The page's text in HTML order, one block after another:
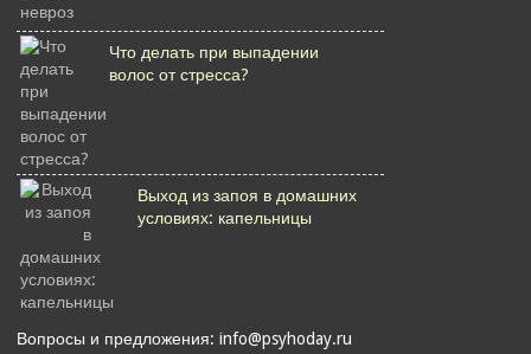
Что делать при выпадении
волос от стресса?
Выход из запоя в домашних
условиях: капельницы
Вопросы и предложения: info@psyhoday.ru